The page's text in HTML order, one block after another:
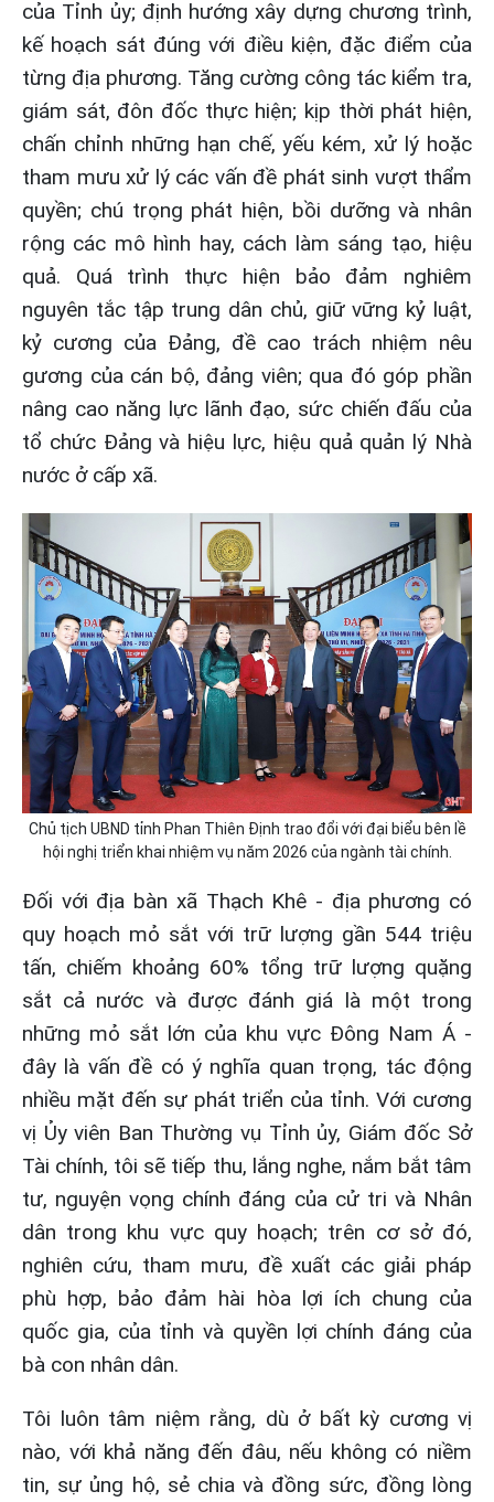
của Tỉnh ủy; định hướng xây dựng chương trình,
kế hoạch sát đúng với điều kiện, đặc điểm của
từng địa phương. Tăng cường công tác kiểm tra,
giám sát, đôn đốc thực hiện; kịp thời phát hiện,
chấn chỉnh những hạn chế, yếu kém, xử lý hoặc
tham mưu xử lý các vấn đề phát sinh vượt thẩm
quyền; chú trọng phát hiện, bồi dưỡng và nhân
rộng các mô hình hay, cách làm sáng tạo, hiệu
quả. Quá trình thực hiện bảo đảm nghiêm
nguyên tắc tập trung dân chủ, giữ vững kỷ luật,
kỷ cương của Đảng, đề cao trách nhiệm nêu
gương của cán bộ, đảng viên; qua đó góp phần
nâng cao năng lực lãnh đạo, sức chiến đấu của
tổ chức Đảng và hiệu lực, hiệu quả quản lý Nhà
nước ở cấp xã.
Chủ tịch UBND tỉnh Phan Thiên Định trao đổi với đại biểu bên lề
hội nghị triển khai nhiệm vụ năm 2026 của ngành tài chính.
Đối với địa bàn xã Thạch Khê - địa phương có
quy hoạch mỏ sắt với trữ lượng gần 544 triệu
tấn, chiếm khoảng 60% tổng trữ lượng quặng
sắt cả nước và được đánh giá là một trong
những mỏ sắt lớn của khu vực Đông Nam Á -
đây là vấn đề có ý nghĩa quan trọng, tác động
nhiều mặt đến sự phát triển của tỉnh. Với cương
vị Ủy viên Ban Thường vụ Tỉnh ủy, Giám đốc Sở
Tài chính, tôi sẽ tiếp thu, lắng nghe, nắm bắt tâm
tư, nguyện vọng chính đáng của cử tri và Nhân
dân trong khu vực quy hoạch; trên cơ sở đó,
nghiên cứu, tham mưu, đề xuất các giải pháp
phù hợp, bảo đảm hài hòa lợi ích chung của
quốc gia, của tỉnh và quyền lợi chính đáng của
bà con nhân dân.
Tôi luôn tâm niệm rằng, dù ở bất kỳ cương vị
nào, với khả năng đến đâu, nếu không có niềm
tin, sự ủng hộ, sẻ chia và đồng sức, đồng lòng